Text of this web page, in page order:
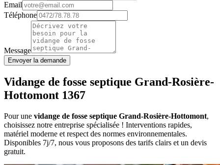
Email
Téléphone
Message
Envoyer la demande
Vidange de fosse septique Grand-Rosière-
Hottomont 1367
Pour une vidange de fosse septique Grand-Rosière-Hottomont,
choisissez notre entreprise spécialisée ! Interventions rapides,
matériel moderne et respect des normes environnementales.
Disponibles 7j/7, nous vous proposons des tarifs clairs et un devis
gratuit.